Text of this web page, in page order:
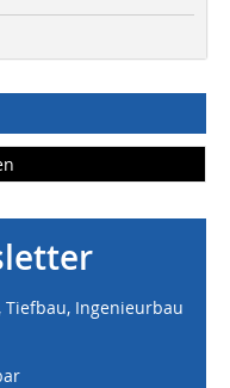
Tiefbau, Ingenieurbau